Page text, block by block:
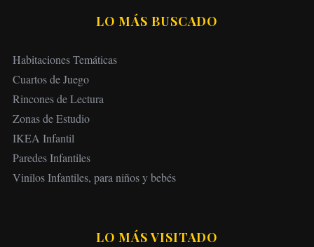
LO MÁS BUSCADO
Habitaciones Temáticas
Cuartos de Juego
Rincones de Lectura
Zonas de Estudio
IKEA Infantil
Paredes Infantiles
Vinilos Infantiles, para niños y bebés
LO MÁS VISITADO